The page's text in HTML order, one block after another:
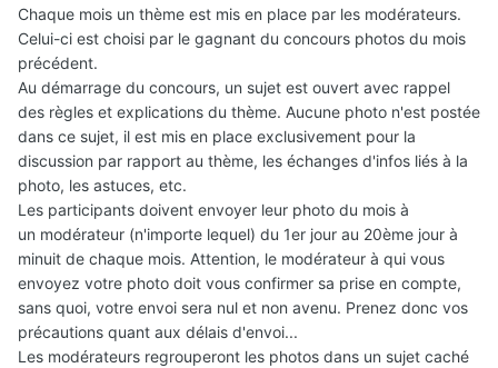
Chaque mois un thème est mis en place par les modérateurs.
Celui-ci est choisi par le gagnant du concours photos du mois
précédent.
Au démarrage du concours, un sujet est ouvert avec rappel
des règles et explications du thème. Aucune photo n'est postée
dans ce sujet, il est mis en place exclusivement pour la
discussion par rapport au thème, les échanges d'infos liés à la
photo, les astuces, etc.
Les participants doivent envoyer leur photo du mois à
un modérateur (n'importe lequel) du 1er jour au 20ème jou r à
minuit de chaque mois. Attention, le modérateur à qui vous
envoyez votre photo doit vous confirmer sa prise en compte,
sans quoi, votre envoi sera nul et non avenu. Prenez donc vos
précautions quant aux délais d'envoi...
Les modérateurs regrouperont les photos dans un sujet caché